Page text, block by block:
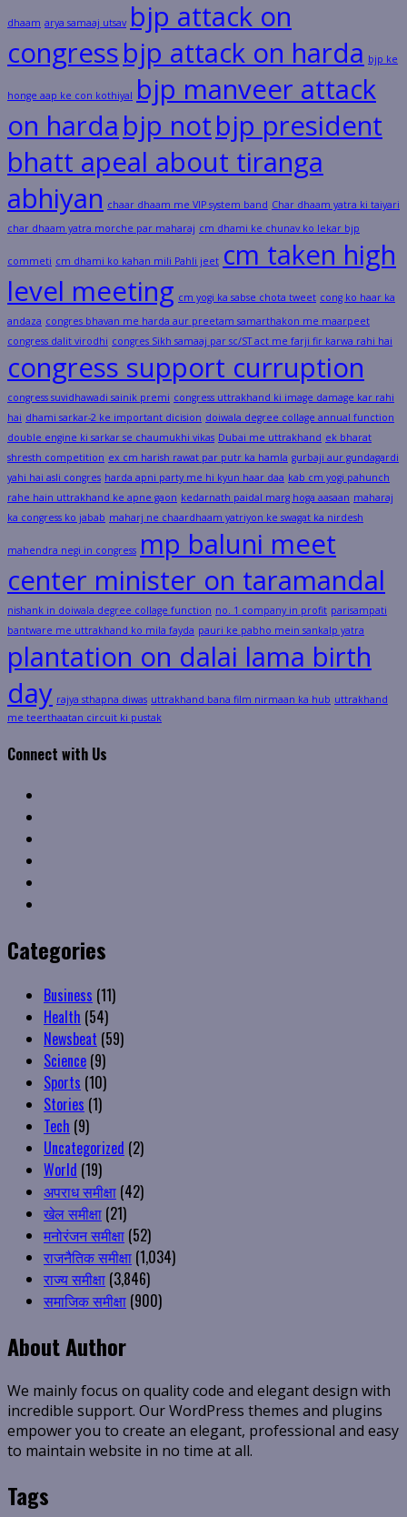
dhaam arya samaaj utsav bjp attack on
congressbjp attack on harda bjp ke
honge aap ke con kothiyal bjp manveer attack
on harda bjp notbjp president
bhatt apeal about tiranga
abhiyan chaar dhaam me VIP system band Char dhaam yatra ki taiyari
char dhaam yatra morche par maharaj cm dhami ke chunav ko lekar bjp
commeti cm dhami ko kahan mili Pahli jeet cm taken high
level meeting cm yogi ka sabse chota tweet cong ko haar ka
andaza congres bhavan me harda aur preetam samarthakon me maarpeet
congress dalit virodhi congres Sikh samaaj par sc/ST act me farji fir karwa rahi hai
congress support curruption
congress suvidhawadi sainik premi congress uttrakhand ki image damage kar rahi
hai dhami sarkar-2 ke important dicision doiwala degree collage annual function
double engine ki sarkar se chaumukhi vikas Dubai me uttrakhand ek bharat
shresth competition ex cm harish rawat par putr ka hamla gurbaji aur gundagardi
yahi hai asli congres harda apni party me hi kyun haar daa kab cm yogi pahunch
rahe hain uttrakhand ke apne gaon kedarnath paidal marg hoga aasaan maharaj
ka congress ko jabab maharj ne chaardhaam yatriyon ke swagat ka nirdesh
mahendra negi in congress mp baluni meet
center minister on taramandal
nishank in doiwala degree collage function no. 1 company in profit parisampati
bantware me uttrakhand ko mila fayda pauri ke pabho mein sankalp yatra
plantation on dalai lama birth
day rajya sthapna diwas uttrakhand bana film nirmaan ka hub uttrakhand
me teerthaatan circuit ki pustak
Connect with Us
Categories
Business (11)
Health (54)
Newsbeat (59)
Science (9)
Sports (10)
Stories (1)
Tech (9)
Uncategorized (2)
World (19)
अपराध समीक्षा (42)
खेल समीक्षा (21)
मनोरंजन समीक्षा (52)
राजनैतिक समीक्षा (1,034)
राज्य समीक्षा (3,846)
समाजिक समीक्षा (900)
About Author
We mainly focus on quality code and elegant design with
incredible support. Our WordPress themes and plugins
empower you to create an elegant, professional and easy
to maintain website in no time at all.
Tags